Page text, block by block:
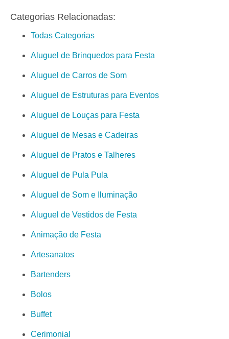
Categorias Relacionadas:
Todas Categorias
Aluguel de Brinquedos para Festa
Aluguel de Carros de Som
Aluguel de Estruturas para Eventos
Aluguel de Louças para Festa
Aluguel de Mesas e Cadeiras
Aluguel de Pratos e Talheres
Aluguel de Pula Pula
Aluguel de Som e Iluminação
Aluguel de Vestidos de Festa
Animação de Festa
Artesanatos
Bartenders
Bolos
Buffet
Cerimonial